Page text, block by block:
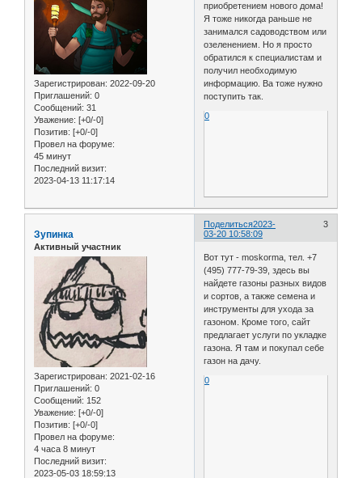
Зарегистрирован: 2022-09-20
Приглашений: 0
Сообщений: 31
Уважение: [+0/-0]
Позитив: [+0/-0]
Провел на форуме:
45 минут
Последний визит:
2023-04-13 11:17:14
приобретением нового дома!
Я тоже никогда раньше не
занимался садоводством или
озеленением. Но я просто
обратился к специалистам и
получил необходимую
информацию. Ва тоже нужно
поступить так.
0
Поделиться 3
2023-
03-20 10:58:09
Зупинка
Активный участник
Зарегистрирован: 2021-02-16
Приглашений: 0
Сообщений: 152
Уважение: [+0/-0]
Позитив: [+0/-0]
Провел на форуме:
4 часа 8 минут
Последний визит:
2023-05-03 18:59:13
Вот тут - moskorma, тел. +7
(495) 777-79-39, здесь вы
найдете газоны разных видов
и сортов, а также семена и
инструменты для ухода за
газоном. Кроме того, сайт
предлагает услуги по укладке
газона. Я там и покупал себе
газон на дачу.
0